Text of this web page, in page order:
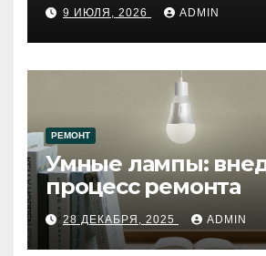
западному городу
9 ИЮЛЯ, 2026 ADMIN
РЕМОНТ
Умные лампы:
процесс ремонта
28 ДЕКАБРЯ, 2025 ADMIN